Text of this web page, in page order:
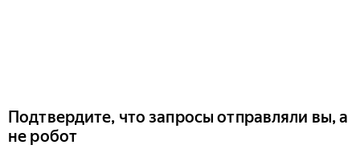
Подтвердите, что запросы отправляли вы, а
не робот